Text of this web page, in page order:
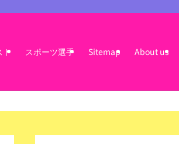
ト スポーツ選手 Sitemap About us